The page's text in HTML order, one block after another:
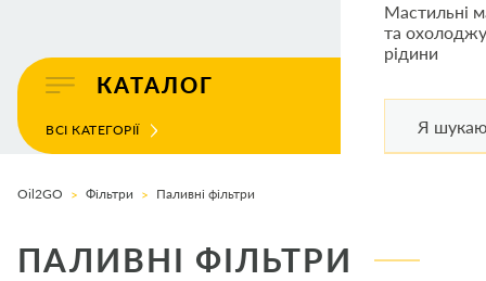
КАТАЛОГ
ВСІ КАТЕГОРІЇ
Мастильні
та
рідини
Oil2GO Фільтри Паливні фільтри
ПАЛИВНІ ФІЛЬТРИ